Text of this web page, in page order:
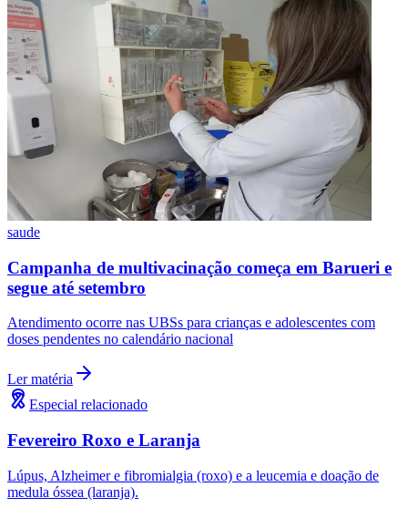
Botafogo
saude
Campanha de multivacinação começa em Barueri e
segue até setembro
Atendimento ocorre nas UBSs para crianças e adolescentes com
doses pendentes no calendário nacional
Ler matéria
Especial relacionado
Fevereiro Roxo e Laranja
Lúpus, Alzheimer e fibromialgia (roxo) e a leucemia e doação de
medula óssea (laranja).